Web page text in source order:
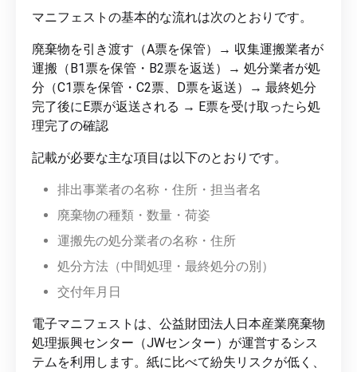
マニフェストの基本的な流れは次のとおりです。
廃棄物を引き渡す（A票を保管）→ 収集運搬業者が
運搬（B1票を保管・B2票を返送）→ 処分業者が処
分（C1票を保管・C2票、D票を返送）→ 最終処分
完了後にE票が返送される → E票を受け取ったら処
理完了の確認
記載が必要な主な項目は以下のとおりです。
排出事業者の名称・住所・担当者名
廃棄物の種類・数量・荷姿
運搬先の処分業者の名称・住所
処分方法（中間処理・最終処分の別）
交付年月日
電子マニフェストは、公益財団法人日本産業廃棄物
処理振興センター（JWセンター）が運営するシス
テムを利用します。紙に比べて紛失リスクが低く、